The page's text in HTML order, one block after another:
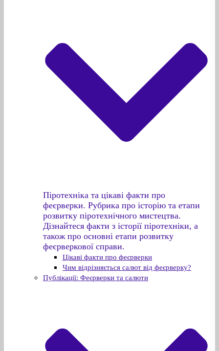
Піротехніка та цікаві факти про
феєрверки. Рубрика про історію та етапи
розвитку піротехнічного мистецтва.
Дізнайтеся факти з історії піротехніки, а
також про основні етапи розвитку
феєрверкової справи.
Цікаві факти про феєрверки
Чим відрізняється салют від феєрверку?
Публікації: Феєрверки та салюти